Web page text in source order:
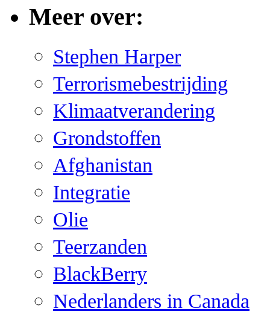
Meer over:
Stephen Harper
Terrorismebestrijding
Klimaatverandering
Grondstoffen
Afghanistan
Integratie
Olie
Teerzanden
BlackBerry
Nederlanders in Canada